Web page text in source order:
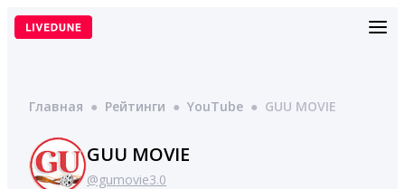
Перейти
Главная ● Рейтинги ● YouTube ● GUU MOVIE
GUU MOVIE
@gumovie3.0